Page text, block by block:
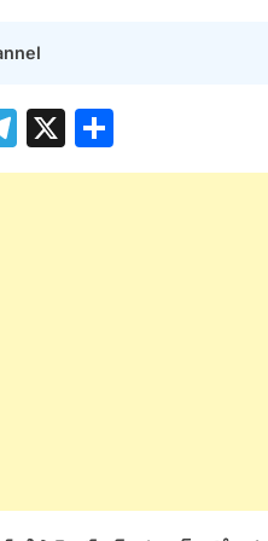
Telegram
X